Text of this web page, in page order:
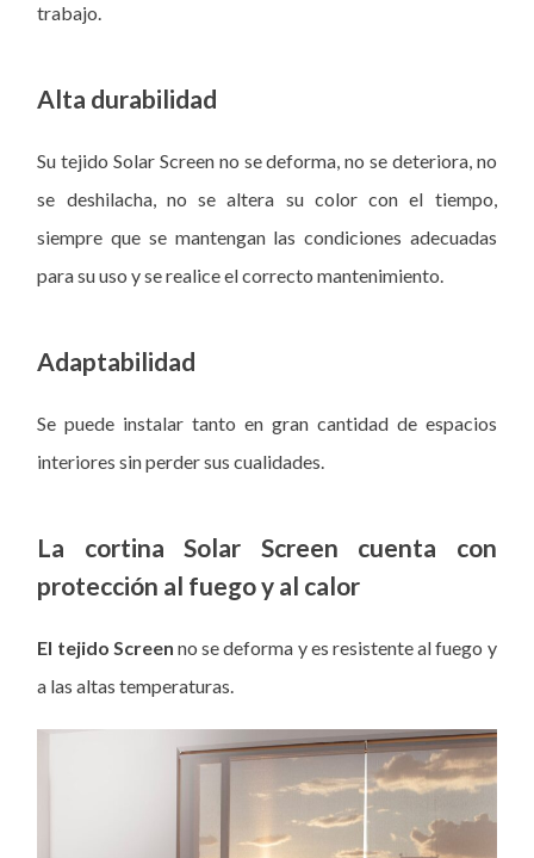
trabajo.
Alta durabilidad
Su tejido Solar Screen no se deforma, no se deteriora, no
se deshilacha, no se altera su color con el tiempo,
siempre que se mantengan las condiciones adecuadas
para su uso y se realice el correcto mantenimiento.
Adaptabilidad
Se puede instalar tanto en gran cantidad de espacios
interiores sin perder sus cualidades.
La cortina Solar Screen cuenta con
protección al fuego y al calor
El tejido Screen no se deforma y es resistente al fuego y
a las altas temperaturas.